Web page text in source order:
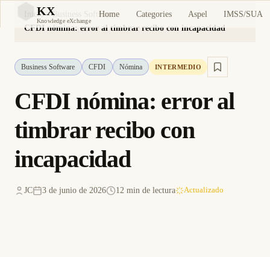
KX
Knowledge eXchange
Home Categories Aspel IMSS/SUA
Inicio
Business Software
CFDI nómina: error al timbrar recibo con incapacidad
Business Software CFDI Nómina INTERMEDIO
CFDI nómina: error al
timbrar recibo con
incapacidad
JC 3 de junio de 2026 12 min de lectura Actualizado